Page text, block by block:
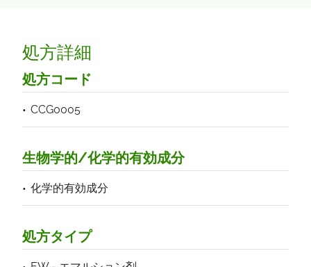
処方詳細
処方コード
CCG0005
生物学的/化学的有効成分
化学的有効成分
処方タイプ